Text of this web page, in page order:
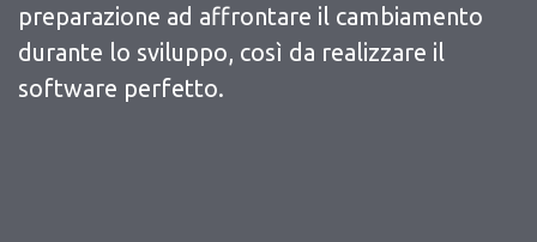
preparazione ad affrontare il cambiamento
durante lo sviluppo, così da realizzare il
software perfetto.